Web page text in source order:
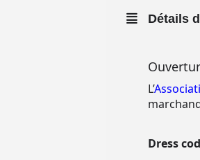
Détails
L’
Dress